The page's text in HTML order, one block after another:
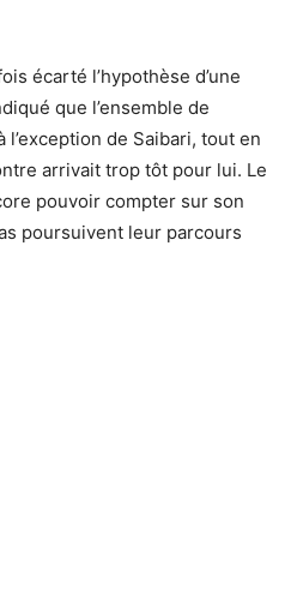
écarté l’hypothèse d’une
que l’ensemble de
l’exception de Saibari, tout en
arrivait trop tôt pour lui. Le
pouvoir compter sur son
poursuivent leur parcours